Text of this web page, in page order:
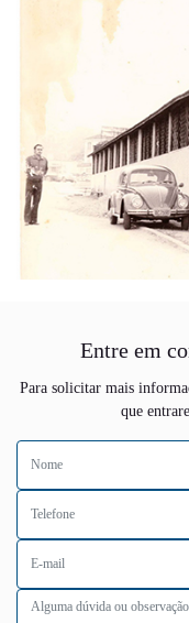
Entre em
Para solicitar mais
que